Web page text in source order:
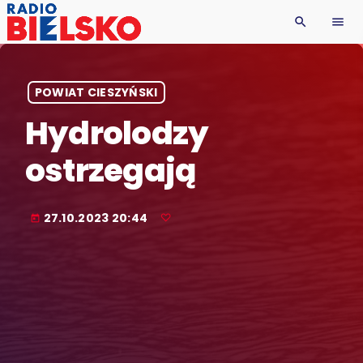
search menu
POWIAT CIESZYŃSKI
Hydrolodzy
ostrzegają
today 27.10.2023 20:44